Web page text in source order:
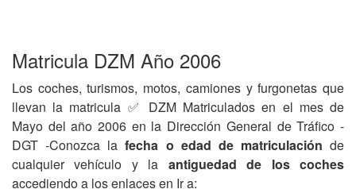
Matricula DZM Año 2006
Los coches, turismos, motos, camiones y furgonetas que
llevan la matricula ✅ DZM Matriculados en el mes de
Mayo del año 2006 en la Dirección General de Tráfico -
DGT -Conozca lafecha o edad de matriculación de
cualquier vehículo y la antiguedad de los coches
accediendo a los enlaces en Ir a: